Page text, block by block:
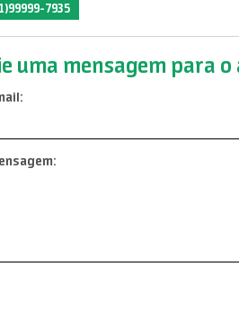
7935
uma mensagem para o